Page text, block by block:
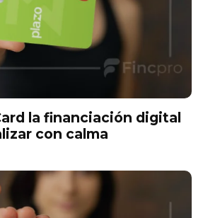
la financiación digital
con calma